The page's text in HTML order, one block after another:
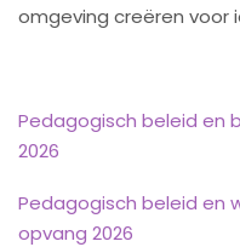
omgeving creëren voor
Pedagogisch beleid en
2026
Pedagogisch beleid en
opvang 2026